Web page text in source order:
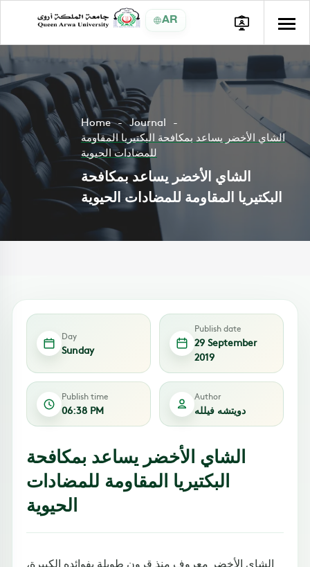
AR
Home
Journal
الشاي الأخضر يساعد بمكافحة البكتيريا المقاومة
للمضادات الحيوية
الشاي الأخضر يساعد بمكافحة
البكتيريا المقاومة للمضادات الحيوية
Day
Sunday
Publish date
29 September
2019
Publish time
06:38 PM
Author
دويتشه فيلله
الشاي الأخضر يساعد بمكافحة
البكتيريا المقاومة للمضادات
الحيوية
الشاي الأخضر معروف منذ قرون طويلة بفوائده الكبيرة،